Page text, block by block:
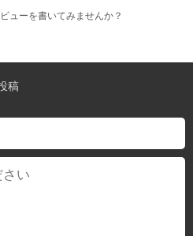
ューを書いてみませんか？
稿